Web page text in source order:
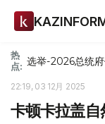
热
点: 选举-2026总统府
22:19, 03 12月 2025
卡顿卡拉盖